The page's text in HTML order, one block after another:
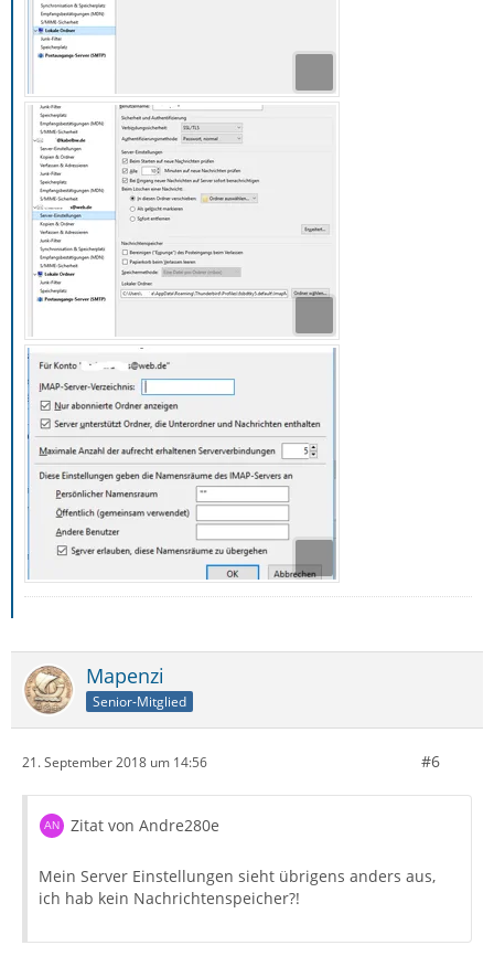
Mapenzi
Senior-Mitglied
21. September 2018 um 14:56 #6
Zitat von Andre280e
Mein Server Einstellungen sieht übrigens anders aus,
ich hab kein Nachrichtenspeicher?!